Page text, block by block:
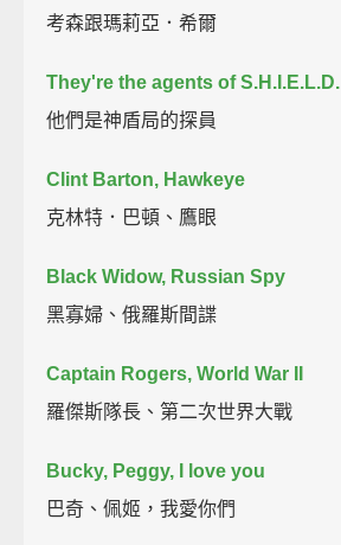
考森跟瑪莉亞．希爾
They're the agents of S.H.I.E.L.D.
他們是神盾局的探員
Clint Barton, Hawkeye
克林特．巴頓、鷹眼
Black Widow, Russian Spy
黑寡婦、俄羅斯間諜
Captain Rogers, World War II
羅傑斯隊長、第二次世界大戰
Bucky, Peggy, I love you
巴奇、佩姬，我愛你們